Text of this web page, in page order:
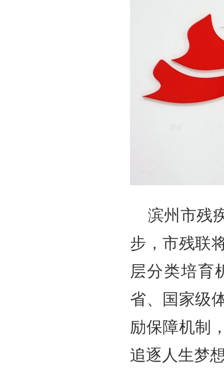
滨州市残
步，市残联
层分类培育
省、国家级
励保障机制
追逐人生梦